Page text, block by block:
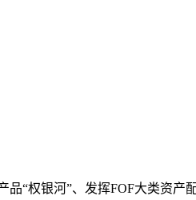
“权银河”、发挥FOF大类资产